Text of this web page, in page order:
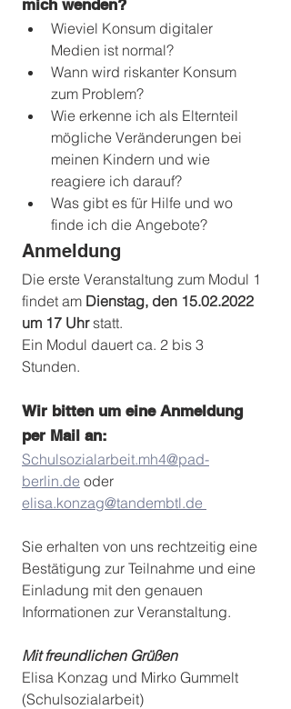
mich wenden?
Wieviel Konsum digitaler
Medien ist normal?
Wann wird riskanter Konsum
zum Problem?
Wie erkenne ich als Elternteil
mögliche Veränderungen bei
meinen Kindern und wie
reagiere ich darauf?
Was gibt es für Hilfe und wo
finde ich die Angebote?
Anmeldung
Die erste Veranstaltung zum Modul 1
findet am Dienstag, den 15.02.2022
um 17 Uhr statt.
Ein Modul dauert ca. 2 bis 3
Stunden.
Wir bitten um eine Anmeldung
per Mail an:
Schulsozialarbeit.mh4@pad-
berlin.de oder
elisa.konzag@tandembtl.de
Sie erhalten von uns rechtzeitig eine
Bestätigung zur Teilnahme und eine
Einladung mit den genauen
Informationen zur Veranstaltung.
Mit freundlichen Grüßen
Elisa Konzag und Mirko Gummelt
(Schulsozialarbeit)